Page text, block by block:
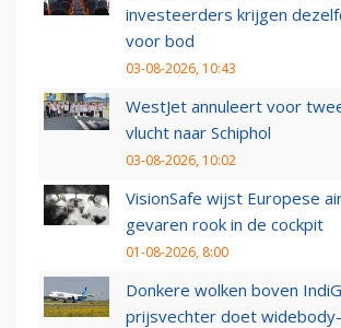
investeerders krijgen
voor bod
03-08-2026, 10:43
WestJet annuleert voor
vlucht naar Schiphol
03-08-2026, 10:02
VisionSafe wijst Europese
gevaren rook in de cockpit
01-08-2026, 8:00
Donkere wolken boven
prijsvechter doet